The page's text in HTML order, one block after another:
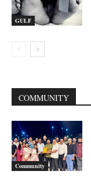
GULF
COMMUNITY
Community